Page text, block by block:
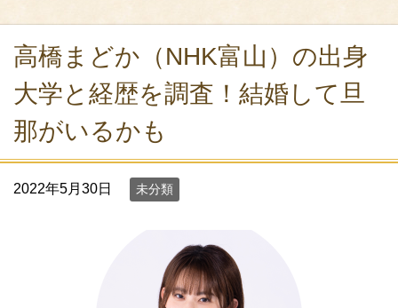
高橋まどか（NHK富山）の出身
大学と経歴を調査！結婚して旦
那がいるかも
2022年5月30日 未分類